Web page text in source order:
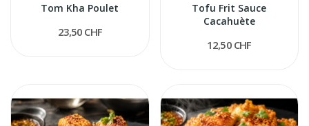
Tom Kha Poulet
23,50 CHF
Tofu Frit Sauce
Cacahuète
12,50 CHF